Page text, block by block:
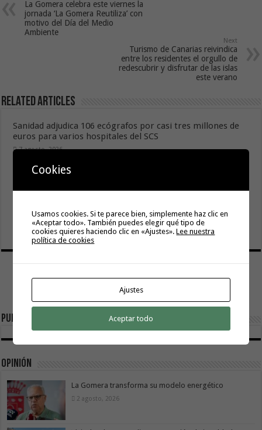
La Gomera celebra este viernes la
jornada ‘La Gomera Reutiliza’ con
motivo del Día del Medio
Ambiente
Next
Turismo de Canarias reivindica
entre los residentes el orgullo de
redescubrir y disfrutar de las islas
este verano
Related Articles
Sanidad adjudica 106 ecógrafos por casi tres millones de
euros para varios hospitales del SCS
7 agosto, 2026
Hermigua presenta «Hermigua Joven III»
Transparencia de Canarias por cuarto año consecutivo
6 agosto, 2026
Publicidad
Opinión
La Gomera transforma su modelo energético
2 agosto, 2026
Cookies
Usamos cookies. Si te parece bien, simplemente haz clic en
«Aceptar todo». También puedes elegir qué tipo de
cookies quieres haciendo clic en «Ajustes».Lee nuestra
política de cookies
Ajustes
Aceptar todo